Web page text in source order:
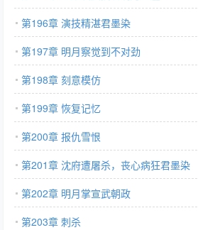
第196章 演技精湛君墨染
第197章 明月察觉到不对劲
第198章 刻意模仿
第199章 恢复记忆
第200章 报仇雪恨
第201章 沈府遭屠杀，丧心病狂君墨染
第202章 明月掌宣武朝政
第203章 刺杀